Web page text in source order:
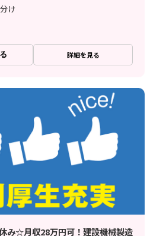
け
詳細を見る
休み☆月収28万円可！建設機械製造